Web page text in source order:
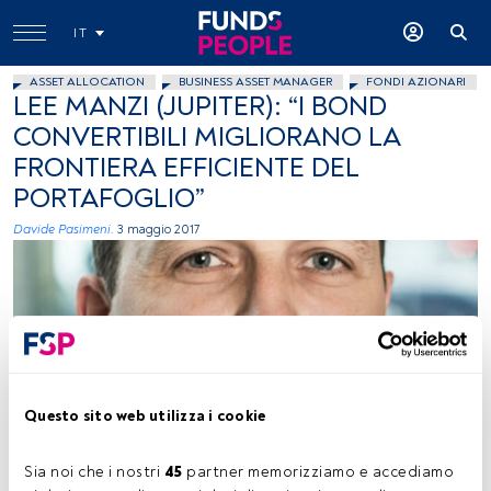
Questo sito web utilizza i cookie
Sia noi che i nostri 45 partner memorizziamo e accediamo
IT
ASSET ALLOCATION BUSINESS ASSET MANAGER FONDI AZIONARI
LEE MANZI (JUPITER): “I BOND
CONVERTIBILI MIGLIORANO LA
FRONTIERA EFFICIENTE DEL
PORTAFOGLIO”
Davide Pasimeni. 3 maggio 2017
Immagine Ceduta